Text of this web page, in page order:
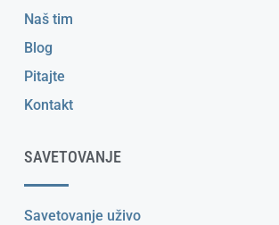
Naš tim
Blog
Pitajte
Kontakt
SAVETOVANJE
Savetovanje uživo